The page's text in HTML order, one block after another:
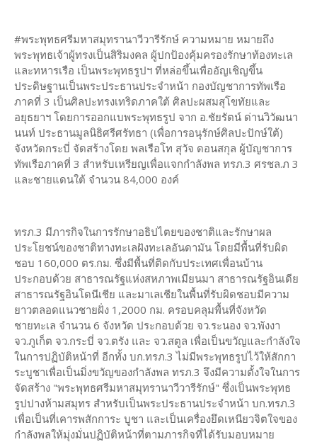
#พระพุทธศรีมหาสมุทรานาวีวารีรักษ์ ความหมาย หมายถึง
พระพุทธเจ้าผู้ทรงเป็นสิริมงคล ผู้ปกป้องคุ้มครองรักษาท้องทะเล
และทหารเรือ เป็นพระพุทธรูปฯ ที่หล่อขึ้นเพื่ออัญเชิญขึ้น
ประดิษฐานเป็นพระประธานประจำหน้า กองบัญชาการทัพเรือ
ภาคที่ 3 เป็นศิลปะทรงเทริดภาคใต้ ศิลปะผสมสุโขทัยและ
อยุธยาฯ โดยการออกแบพระพุทธรูป จาก อ.ชัยรัตน์ ด่านวิวัฒนา
นนท์ ประธานมูลนิธิศรีศรัทธา (เพื่อการอนุรักษ์ศิลปะปักษ์ใต้)
จังหวัดกระบี่ จัดสร้างโดย พลเรือโท สุวัจ ดอนสกุล ผู้บัญชาการ
ทัพเรือภาคที่ 3 สำหรับเหรียญเพื่อแจกกำลังพล ทรภ.3 ศรชล.ภ 3
และชายแดนใต้ จำนวน 84,000 องค์
ทรภ.3 มีภารกิจในการรักษาอธิปไตยของชาติและรักษาผล
ประโยชน์ของชาติทางทะเลฝังทะเลอันดามัน โดยมีพื้นที่รับผิด
ชอบ 160,000 ตร.กม. ซึ่งมีพื้นที่ติดกับประเทศเพื่อนบ้าน
ประกอบด้วย สาธารณรัฐแห่งสหภาพเมียนมา สาธารณรัฐอินเดีย
สาธารณรัฐอินโดนีเชีย และมาเลเชียในพื้นที่รับผิดชอบมีความ
ยาวตลอดแนวชายฝั่ง 1,2000 กม. ครอบคลุมพื้นที่จังหวัด
ชายทะเล จำนวน 6 จังหวัด ประกอบด้วย จว.ระนอง จว.พังงา
จว.ภูเก็ต จว.กระบี่ จว.ตรัง และ จว.สตูล เพื่อเป็นขวัญและกำลังใจ
ในการปฏิบัติหน้าที่ อีกทั้ง บก.ทรภ.3 ไม่มีพระพุทธรูปไว้ให้สักกา
ระบูชาเพื่อเป็นมิ่งขวัญของกำลังพล ทรภ.3 จึงมีความตั้งใจในการ
จัดสร้าง "พระพุทธศรีมหาสมุทรานาวีวารีรักษ์" ซึ่งเป็นพระพุทธ
รูปปางห้ามสมุทร สำหรับเป็นพระประธานประจำหน้า บก.ทรภ.3
เพื่อเป็นที่เคารพสักการะ บูชา และเป็นเครื่องยึดเหนียวจิตใจของ
กำลังพลให้มุ่งมั่นปฏิบัติหน้าที่ตามภารกิจที่ได้รับมอบหมาย